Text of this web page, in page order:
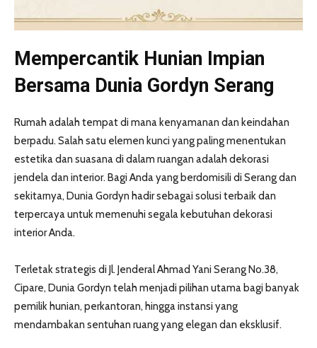
Mempercantik Hunian Impian
Bersama Dunia Gordyn Serang
Rumah adalah tempat di mana kenyamanan dan keindahan
berpadu. Salah satu elemen kunci yang paling menentukan
estetika dan suasana di dalam ruangan adalah dekorasi
jendela dan interior. Bagi Anda yang berdomisili di Serang dan
sekitarnya, Dunia Gordyn hadir sebagai solusi terbaik dan
terpercaya untuk memenuhi segala kebutuhan dekorasi
interior Anda.
Terletak strategis di Jl. Jenderal Ahmad Yani Serang No.38,
Cipare, Dunia Gordyn telah menjadi pilihan utama bagi banyak
pemilik hunian, perkantoran, hingga instansi yang
mendambakan sentuhan ruang yang elegan dan eksklusif.